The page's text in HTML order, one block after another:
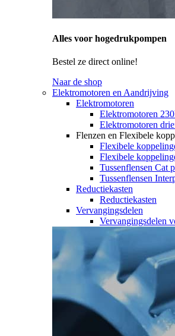
Alles voor hogedrukpompen
Bestel ze direct online!
Naar de shop
Elektromotoren en Aandrijving
Elektromotoren
Elektromotoren
Elektromotoren
Flenzen en Flexibele
Flexibele
Flexibele
Tussenflensen Cat
Tussenflensen
Reductiekasten
Reductiekasten
Vervangingsdelen
Vervangingsdelen